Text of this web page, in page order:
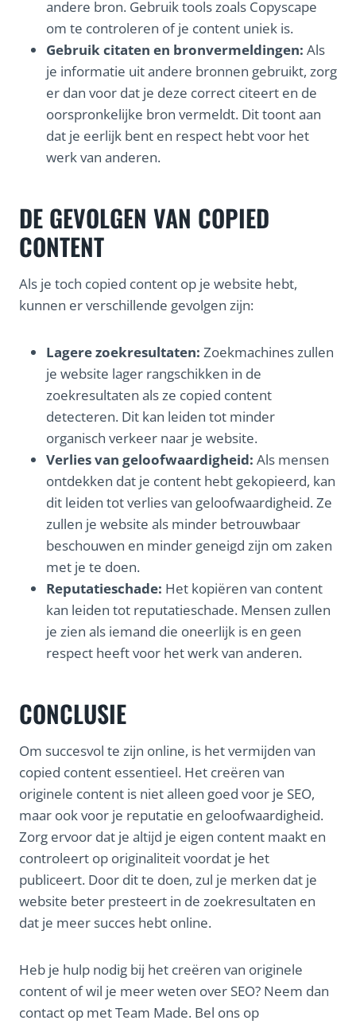
andere bron. Gebruik tools zoals Copyscape
om te controleren of je content uniek is.
Gebruik citaten en bronvermeldingen: Als
je informatie uit andere bronnen gebruikt, zorg
er dan voor dat je deze correct citeert en de
oorspronkelijke bron vermeldt. Dit toont aan
dat je eerlijk bent en respect hebt voor het
werk van anderen.
DE GEVOLGEN VAN COPIED
CONTENT
Als je toch copied content op je website hebt,
kunnen er verschillende gevolgen zijn:
Lagere zoekresultaten: Zoekmachines zullen
je website lager rangschikken in de
zoekresultaten als ze copied content
detecteren. Dit kan leiden tot minder
organisch verkeer naar je website.
Verlies van geloofwaardigheid: Als mensen
ontdekken dat je content hebt gekopieerd, kan
dit leiden tot verlies van geloofwaardigheid. Ze
zullen je website als minder betrouwbaar
beschouwen en minder geneigd zijn om zaken
met je te doen.
Reputatieschade: Het kopiëren van content
kan leiden tot reputatieschade. Mensen zullen
je zien als iemand die oneerlijk is en geen
respect heeft voor het werk van anderen.
CONCLUSIE
Om succesvol te zijn online, is het vermijden van
copied content essentieel. Het creëren van
originele content is niet alleen goed voor je SEO,
maar ook voor je reputatie en geloofwaardigheid.
Zorg ervoor dat je altijd je eigen content maakt en
controleert op originaliteit voordat je het
publiceert. Door dit te doen, zul je merken dat je
website beter presteert in de zoekresultaten en
dat je meer succes hebt online.
Heb je hulp nodig bij het creëren van originele
content of wil je meer weten over SEO? Neem dan
contact op met Team Made. Bel ons op